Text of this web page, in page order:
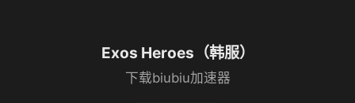
Exos Heroes（韩服）
下载biubiu加速器